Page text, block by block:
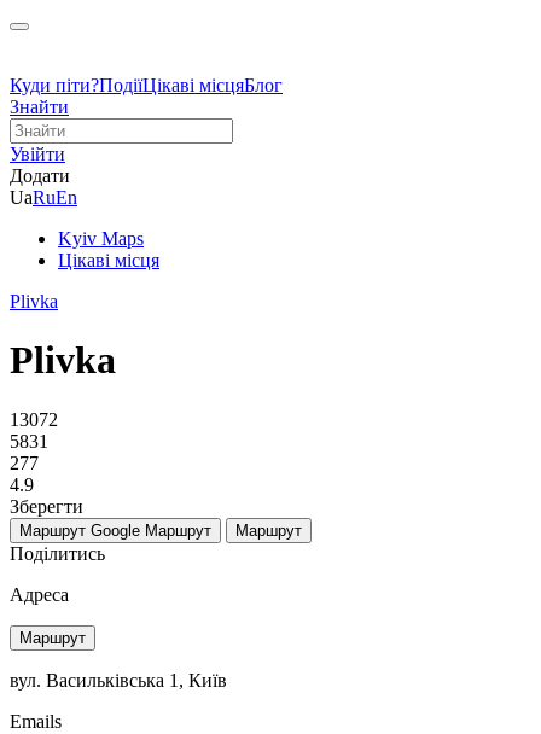
Куди піти?ПодіїЦікаві місцяБлог
Знайти
Увійти
Додати
UaRuEn
Kyiv Maps
Цікаві місця
Plivka
Plivka
13072
5831
277
4.9
Зберегти
Маршрут Google Маршрут Маршрут
Поділитись
Адреса
Маршрут
вул. Васильківська 1, Київ
Emails